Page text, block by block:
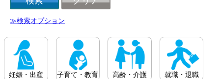
≫検索オプション
妊娠・出産 子育て・教育 高齢・介護 就職・退職